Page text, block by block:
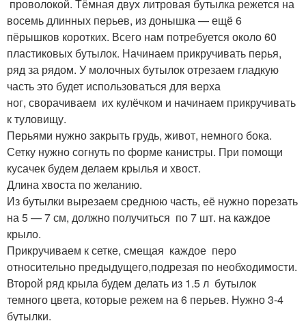
проволокой. Тёмная двух литровая бутылка режется на
восемь длинных перьев, из донышка — ещё 6
пёрышков коротких. Всего нам потребуется около 60
пластиковых бутылок. Начинаем прикручивать перья,
ряд за рядом. У молочных бутылок отрезаем гладкую
часть это будет использоваться для верха
ног, сворачиваем их кулёчком и начинаем прикручивать
к туловищу.
Перьями нужно закрыть грудь, живот, немного бока.
Сетку нужно согнуть по форме канистры. При помощи
кусачек будем делаем крылья и хвост.
Длина хвоста по желанию.
Из бутылки вырезаем среднюю часть, её нужно порезать
на 5 — 7 см, должно получиться по 7 шт. на каждое
крыло.
Прикручиваем к сетке, смещая каждое перо
относительно предыдущего,подрезая по необходимости.
Второй ряд крыла будем делать из 1.5 л бутылок
темного цвета, которые режем на 6 перьев. Нужно 3-4
бутылки.